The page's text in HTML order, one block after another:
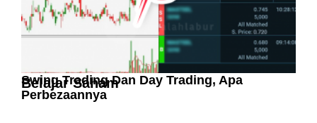
Swing Trading Dan Day Trading, Apa
Perbezaannya
Belajar Saham